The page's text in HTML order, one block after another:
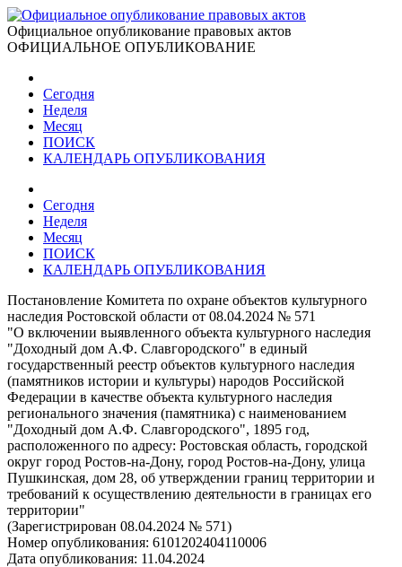
Официальное опубликование правовых актов
ОФИЦИАЛЬНОЕ ОПУБЛИКОВАНИЕ
Сегодня
Неделя
Месяц
ПОИСК
КАЛЕНДАРЬ ОПУБЛИКОВАНИЯ
Сегодня
Неделя
Месяц
ПОИСК
КАЛЕНДАРЬ ОПУБЛИКОВАНИЯ
Постановление Комитета по охране объектов культурного
наследия Ростовской области от 08.04.2024 № 571
"О включении выявленного объекта культурного наследия
"Доходный дом А.Ф. Славгородского" в единый
государственный реестр объектов культурного наследия
(памятников истории и культуры) народов Российской
Федерации в качестве объекта культурного наследия
регионального значения (памятника) с наименованием
"Доходный дом А.Ф. Славгородского", 1895 год,
расположенного по адресу: Ростовская область, городской
округ город Ростов-на-Дону, город Ростов-на-Дону, улица
Пушкинская, дом 28, об утверждении границ территории и
требований к осуществлению деятельности в границах его
территории"
(Зарегистрирован 08.04.2024 № 571)
Номер опубликования: 6101202404110006
Дата опубликования: 11.04.2024